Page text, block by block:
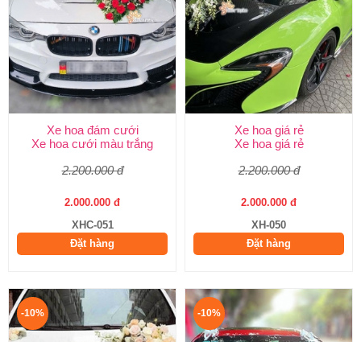
Xe hoa đám cưới
Xe hoa cưới màu trắng
2.200.000 đ
2.000.000 đ
XHC-051
Đặt hàng
Xe hoa giá rẻ
Xe hoa giá rẻ
2.200.000 đ
2.000.000 đ
XH-050
Đặt hàng
-10% -10%